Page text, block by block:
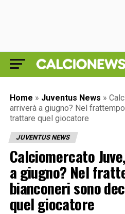
Home » Juventus News »
arriverà a giugno? Nel
trattare quel giocatore
JUVENTUS NEWS
Calciomercato
a giugno? Nel
bianconeri sono
quel giocatore